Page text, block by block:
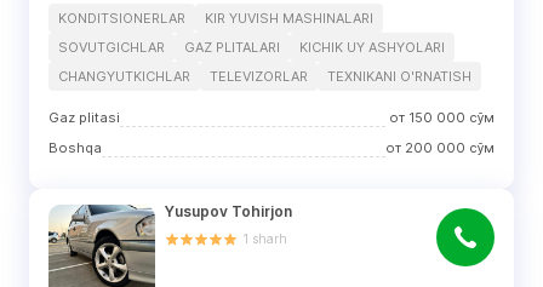
KONDITSIONERLAR
KIR YUVISH MASHINALARI
SOVUTGICHLAR
GAZ PLITALARI
KICHIK UY ASHYOLARI
CHANGYUTKICHLAR
TELEVIZORLAR TEXNIKANI O'RNATISH
Gaz plitasi от 150 000 сўм
Boshqa
от 200 000 сўм
Yusupov Tohirjon
1 sharh